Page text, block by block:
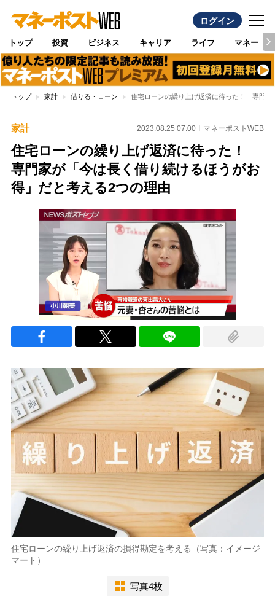
ログイン
トップ 投資 ビジネス キャリア ライフ マネー
トップ 家計 借りる・ローン 住宅ローンの繰り上げ返済に待った！ 専門家
家計 2023.08.25 07:00 マネーポストWEB
住宅ローンの繰り上げ返済に待った！
専門家が「今は長く借り続けるほうがお
得」だと考える2つの理由
住宅ローンの繰り上げ返済の損得勘定を考える（写真：イメージ
マート）
写真4枚